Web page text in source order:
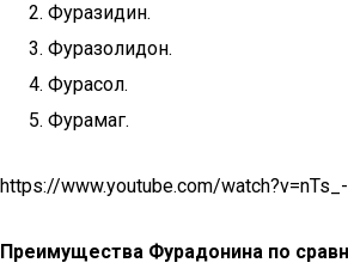
Фуразидин.
Фуразолидон.
Фурасол.
Фурамаг.
https://www.youtube.com/
Преимущества Фурадонина по